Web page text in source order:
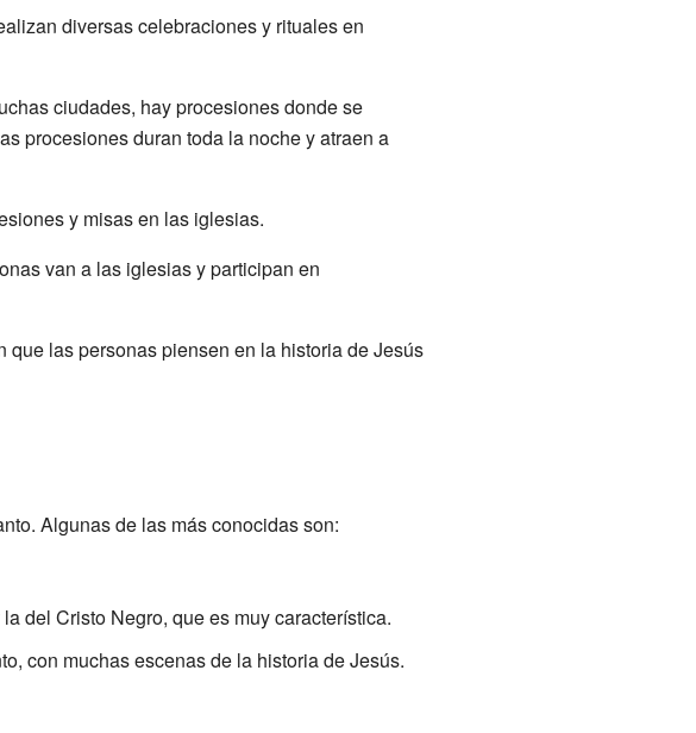
diversas celebraciones y rituales en
ciudades, hay procesiones donde se
procesiones duran toda la noche y atraen a
y misas en las iglesias.
van a las iglesias y participan en
las personas piensen en la historia de Jesús
Algunas de las más conocidas son:
del Cristo Negro, que es muy característica.
con muchas escenas de la historia de Jesús.